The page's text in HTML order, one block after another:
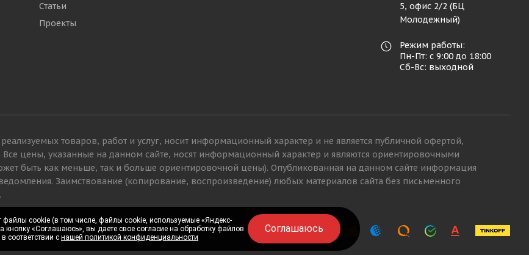
Статьи
Проекты
5, офис 2/2 (БЦ
Молодежный)
Режим работы:
Пн-Пт: с 9:00 до 18:00
Сб-Вс: выходной
товаров, работ и услуг, носит информационный характер и не является публичной офертой,
цены, указанные на данном сайте, носят информационный характер и являются ориентировочными
быть как меньше, так и больше ориентировочной цены). Опубликованная на данном сайте информация
Заимствование (копирование, воспроизведение) любых материалов сайта без письменного
файлы cookie (в том числе, файлы cookie, используемые «Яндекс-
кнопку «Соглашаюсь», вы даете свое согласие на обработку файлов
соответствии снашей политикой конфиденциальности
Соглашаюсь
файлы cookie (в том числе, файлы cookie, используемые «Яндекс-
кнопку «Соглашаюсь», вы даете свое согласие на обработку файлов
соответствии снашей политикой конфиденциальности
Соглашаюсь